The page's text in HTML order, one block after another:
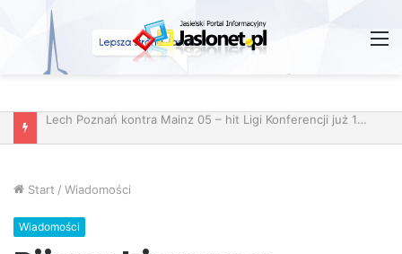
Wróżby – Prawda czy Fikcja?
Start / Wiadomości
Wiadomości